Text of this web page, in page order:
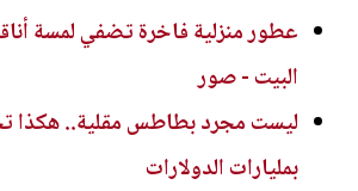
عطور منزلية فاخرة تضفي لمسة
البيت - صور
ليست مجرد بطاطس مقلية.. هكذا
بمليارات الدولارات